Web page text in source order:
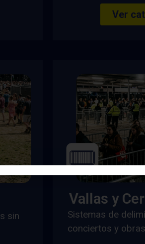
Ver
sin
Vallas y
Sistemas de
conciertos y